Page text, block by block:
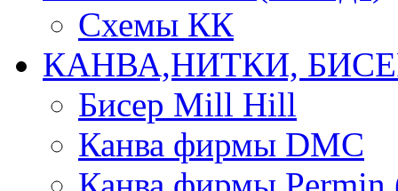
Схемы КК
КАНВА,НИТКИ,
Бисер Mill Hill
Канва фирмы DMC